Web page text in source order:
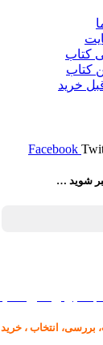
کتاب
کتاب
خرید
Facebook
شوید …
بررسی، انتخاب ، خرید